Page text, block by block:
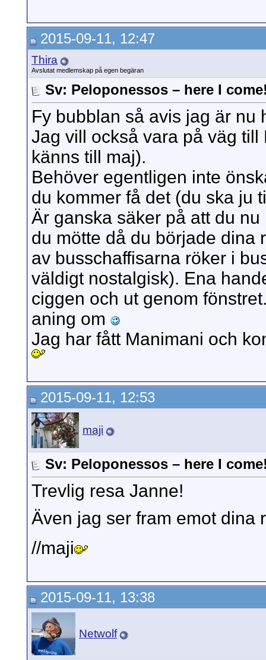
2015-09-11, 12:47
Thira
Avslutat medlemskap på egen begäran
Sv: Peloponessos – here I
Fy bubblan så avis jag är nu
Jag vill också vara på väg
känns till maj).
Behöver egentligen inte
du kommer få det (du ska ju
Är ganska säker på att du
du mötte då du började dina
av busschaffisarna röker i
väldigt nostalgisk). Ena
ciggen och ut genom
aning om
Jag har fått Manimani och
2015-09-11, 12:53
maji
Sv: Peloponessos – here I
Trevlig resa Janne!
Även jag ser fram emot dina
//maji
2015-09-11, 13:38
Netwolf